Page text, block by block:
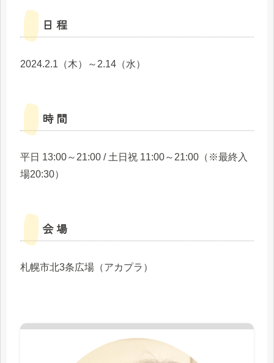
日 程
2024.2.1（木）～2.14（水）
時 間
平日 13:00～21:00 / 土日祝 11:00～21:00（※最終入
場20:30）
会 場
札幌市北3条広場（アカプラ）